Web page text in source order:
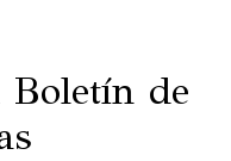
Boletín de